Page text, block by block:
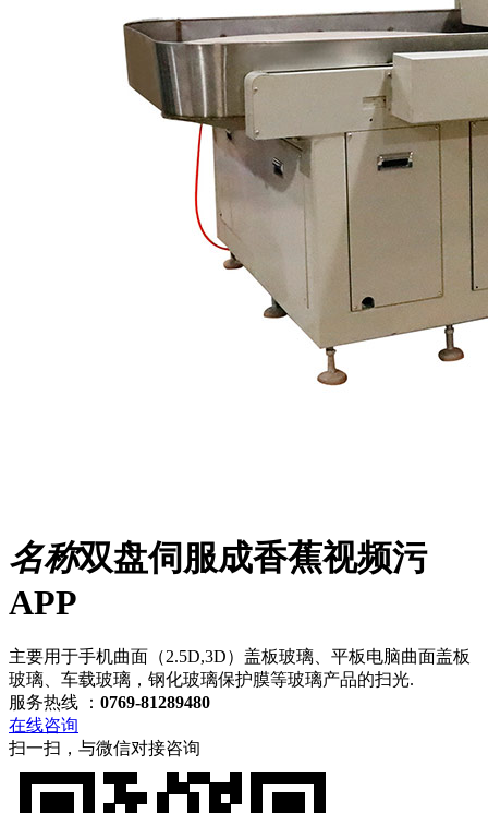
名称双盘伺服成香蕉视频污
APP
主要用于手机曲面（2.5D,3D）盖板玻璃、平板电脑曲面盖板
玻璃、车载玻璃，钢化玻璃保护膜等玻璃产品的扫光.
服务热线 ： 0769-81289480
在线咨询
扫一扫，与微信对接咨询